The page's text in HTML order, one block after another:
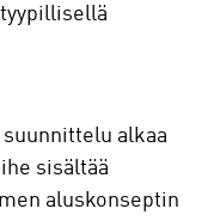
alkaa
sisältää
aluskonseptin